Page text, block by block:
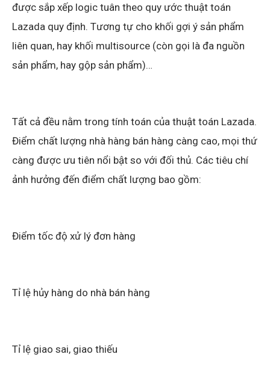
được sắp xếp logic tuân theo quy ước thuật toán
Lazada quy định. Tương tự cho khối gợi ý sản phẩm
liên quan, hay khối multisource (còn gọi là đa nguồn
sản phẩm, hay gộp sản phẩm)…
Tất cả đều nằm trong tính toán của thuật toán Lazada.
Điểm chất lượng nhà hàng bán hàng càng cao, mọi thứ
càng được ưu tiên nổi bật so với đối thủ. Các tiêu chí
ảnh hưởng đến điểm chất lượng bao gồm:
Điểm tốc độ xử lý đơn hàng
Tỉ lệ hủy hàng do nhà bán hàng
Tỉ lệ giao sai, giao thiếu